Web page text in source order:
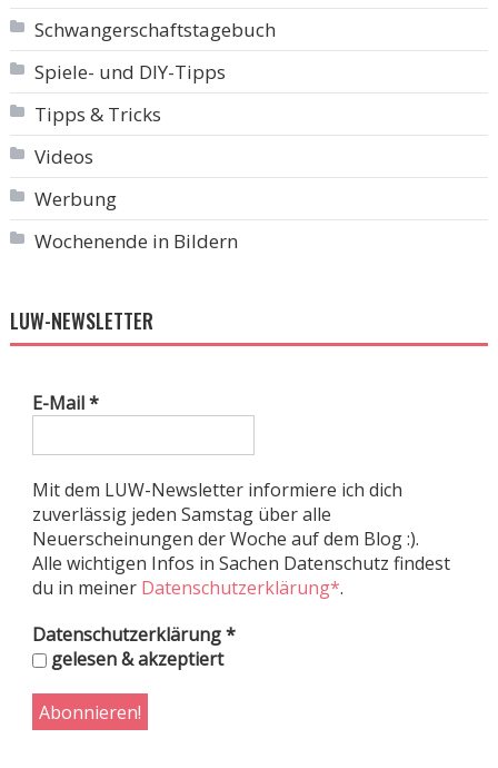
Schwangerschaftstagebuch
Spiele- und DIY-Tipps
Tipps & Tricks
Videos
Werbung
Wochenende in Bildern
LUW-NEWSLETTER
E-Mail*
Mit dem LUW-Newsletter informiere ich dich
zuverlässig jeden Samstag über alle
Neuerscheinungen der Woche auf dem Blog :).
Alle wichtigen Infos in Sachen Datenschutz findest
du in meiner Datenschutzerklärung*.
Datenschutzerklärung*
gelesen & akzeptiert